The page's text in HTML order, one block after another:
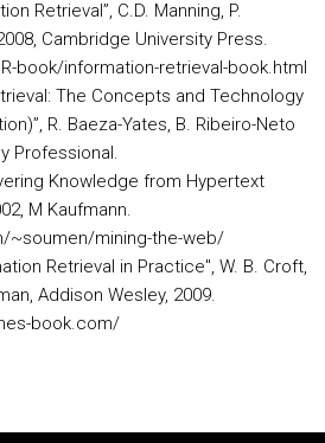
Retrieval”, C.D. Manning, P.
Cambridge University Press.
book/information-retrieval-book.html
The Concepts and Technology
R. Baeza-Yates, B. Ribeiro-Neto
Professional.
Knowledge from Hypertext
M Kaufmann.
~soumen/mining-the-web/
Retrieval in Practice", W. B. Croft,
Addison Wesley, 2009.
book.com/